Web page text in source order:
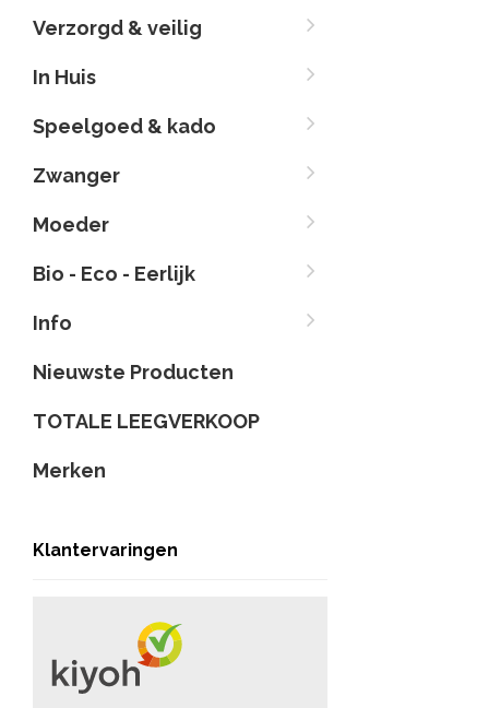
Verzorgd & veilig
In Huis
Speelgoed & kado
Zwanger
Moeder
Bio - Eco - Eerlijk
Info
Nieuwste Producten
TOTALE LEEGVERKOOP
Merken
Klantervaringen